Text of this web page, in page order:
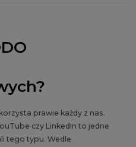
prawie każdy z nas.
czy LinkedIn to jedne
tego typu. Wedle